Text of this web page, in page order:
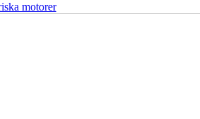
motorer